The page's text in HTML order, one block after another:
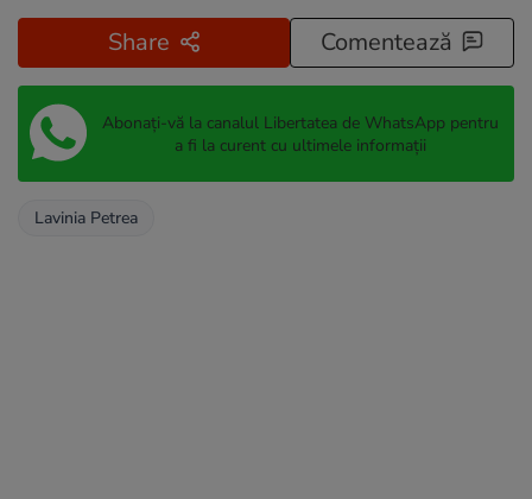
Share Comentează
Abonați-vă la canalul Libertatea de WhatsApp pentru
a fi la curent cu ultimele informații
Lavinia Petrea